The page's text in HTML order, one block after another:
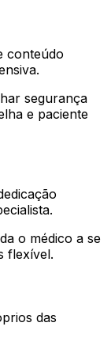
conteúdo
segurança
e paciente
o médico a se
flexível.
das